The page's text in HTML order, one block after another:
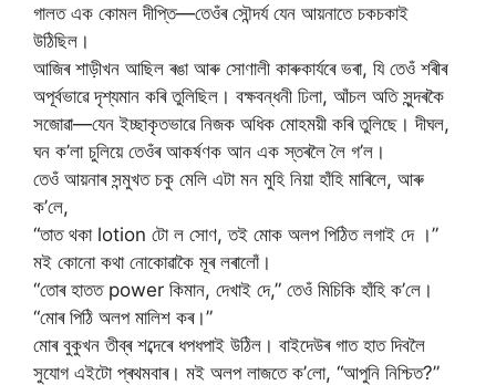
গালত এক কোমল দীপ্তি—তেওঁৰ সৌন্দৰ্য যেন আয়নাতে চকচকাই
উঠিছিল।
আজিৰ শাড়ীখন আছিল ৰঙা আৰু সোণালী কাৰুকাৰ্যৰে ভৰা, যি তেওঁ শৰীৰ
অপূৰ্বভাৱে দৃশ্যমান কৰি তুলিছিল। বক্ষবন্ধনী ঢিলা, আঁচল অতি সুন্দৰকৈ
সজোৱা—যেন ইচ্ছাকৃতভাৱে নিজক অধিক মোহময়ী কৰি তুলিছে। দীঘল,
ঘন ক’লা চুলিয়ে তেওঁৰ আকর্ষণক আন এক স্তৰলৈ লৈ গ’ল।
তেওঁ আয়নাৰ সন্মুখত চকু মেলি এটা মন মুহি নিয়া হাঁহি মাৰিলে, আৰু
ক’লে,
“তাত থকা lotion টো ল সোণ, তই মোক অলপ পিঠিত লগাই দে ।”
মই কোনো কথা নোকোৱাকৈ মূৰ লৰালোঁ।
“তোৰ হাতত power কিমান, দেখাই দে,” তেওঁ মিচিকি হাঁহি ক’লে।
“মোৰ পিঠি অলপ মালিশ কৰ।”
মোৰ বুকুখন তীব্ৰ শব্দেৰে ধপধপাই উঠিল। বাইদেউৰ গাত হাত দিবলৈ
সুযোগ এইটো প্ৰথমবাৰ। মই অলপ লাজতে ক’লো, “আপুনি নিশ্চিত?”